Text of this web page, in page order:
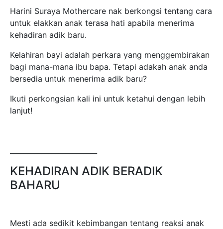
Harini Suraya Mothercare nak berkongsi tentang cara
untuk elakkan anak terasa hati apabila menerima
kehadiran adik baru.
Kelahiran bayi adalah perkara yang menggembirakan
bagi mana-mana ibu bapa. Tetapi adakah anak anda
bersedia untuk menerima adik baru?
Ikuti perkongsian kali ini untuk ketahui dengan lebih
lanjut!
KEHADIRAN ADIK BERADIK
BAHARU
Mesti ada sedikit kebimbangan tentang reaksi anak